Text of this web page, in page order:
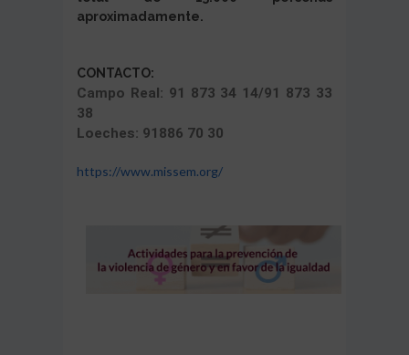
aproximadamente.
CONTACTO:
Campo Real: 91 873 34 14/91 873 33
38
Loeches: 91886 70 30
https://www.missem.org/